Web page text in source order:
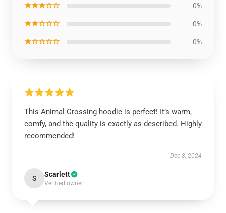
★★★☆☆ 0%
★★☆☆☆ 0%
★☆☆☆☆ 0%
This Animal Crossing hoodie is perfect! It’s warm,
comfy, and the quality is exactly as described. Highly
recommended!
Dec 8, 2024
S Scarlett
Verified owner